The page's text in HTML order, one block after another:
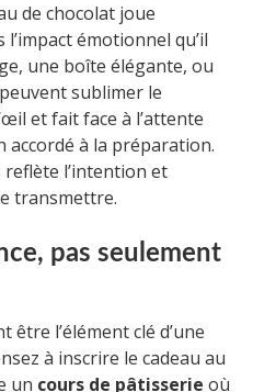
de chocolat joue
émotionnel qu’il
une boîte élégante, ou
sublimer le
et fait face à l’attente
accordé à la préparation.
l’intention et
transmettre.
pas seulement
être l’élément clé d’une
à inscrire le cadeau au
un cours de pâtisserie où